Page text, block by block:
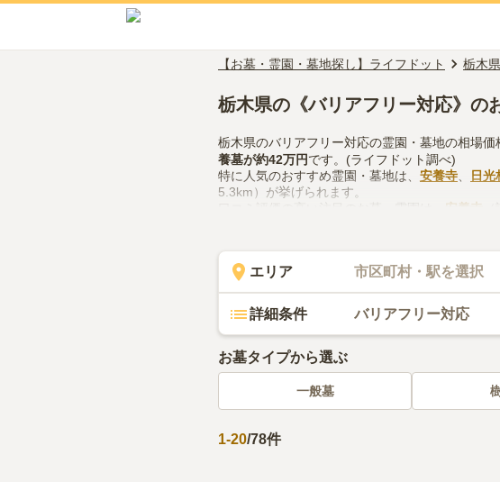
【お墓・霊園・墓地探し】ライフドット 栃木
栃木県の《バリアフリー対応》の
栃木県のバリアフリー対応の霊園・墓地の相場価
養墓が約42万円です。(ライフドット調べ)
特に人気のおすすめ霊園・墓地は、 安養寺 日光
5.3km）が挙げられます。
安養寺
備や管理体制、近隣での供花やお線香の入手方
してみてください。
エリア 市区町村・駅を選択
詳細条件 バリアフリー対応
お墓タイプから選ぶ
一般墓
1-20/78件